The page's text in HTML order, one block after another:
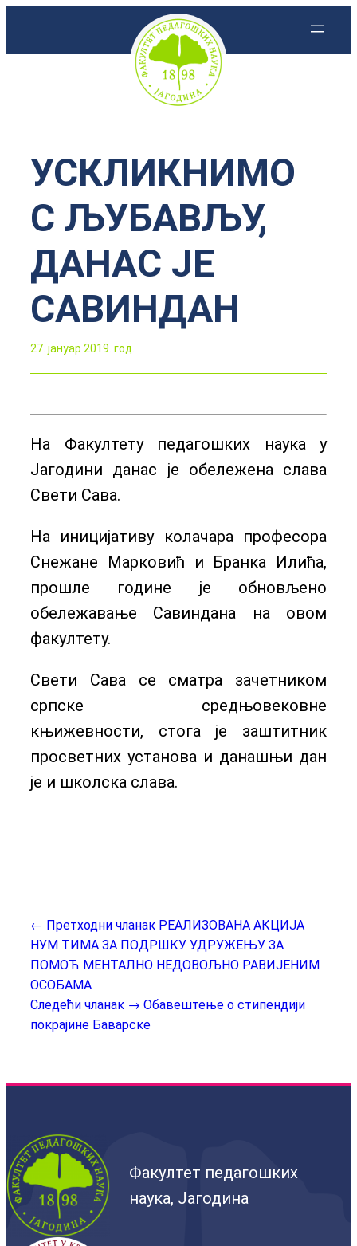
УСКЛИКНИМО
С ЉУБАВЉУ,
ДАНАС ЈЕ
САВИНДАН
27. јануар 2019. год.
На Факултету педагошких наука у
Јагодини данас је обележена слава
Свети Сава.
На иницијативу колачара професора
Снежане Марковић и Бранка Илића,
прошле године је обновљено
обележавање Савиндана на овом
факултету.
Свети Сава се сматра зачетником
српске средњовековне
књижевности, стога је заштитник
просветних установа и данашњи дан
је и школска слава.
← Претходни чланак РЕАЛИЗОВАНА АКЦИЈА
НУМ ТИМА ЗА ПОДРШКУ УДРУЖЕЊУ ЗА
ПОМОЋ МЕНТАЛНО НЕДОВОЉНО РАВИЈЕНИМ
ОСОБАМА
Следећи чланак → Обавештење о стипендији
покрајине Баварске
Факултет педагошких
наука, Јагодина